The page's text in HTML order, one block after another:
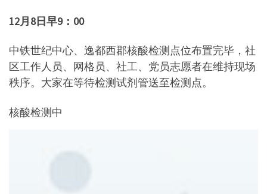
12月8日早9：00
中铁世纪中心、逸都西郡核酸检测点位布置完毕，社
区工作人员、网格员、社工、党员志愿者在维持现场
秩序。大家在等待检测试剂管送至检测点。
核酸检测中